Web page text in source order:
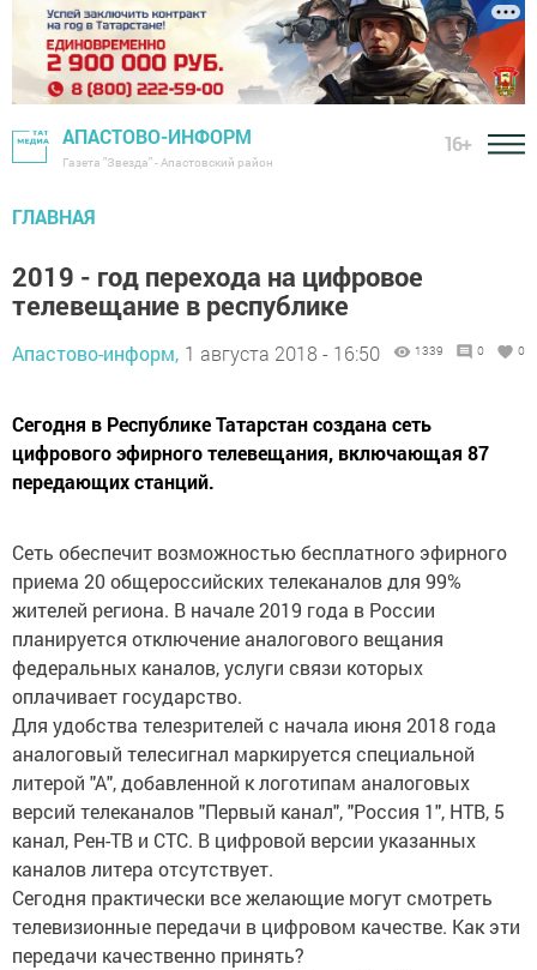
АПАСТОВО-ИНФОРМ
Газета "Звезда" - Апастовский район
16+
ГЛАВНАЯ
2019 - год перехода на цифровое
телевещание в республике
Апастово-информ, 1 августа 2018 - 16:50 1339 0 0
Сегодня в Республике Татарстан создана сеть
цифрового эфирного телевещания, включающая 87
передающих станций.
Сеть обеспечит возможностью бесплатного эфирного
приема 20 общероссийских телеканалов для 99%
жителей региона. В начале 2019 года в России
планируется отключение аналогового вещания
федеральных каналов, услуги связи которых
оплачивает государство.
Для удобства телезрителей с начала июня 2018 года
аналоговый телесигнал маркируется специальной
литерой "А", добавленной к логотипам аналоговых
версий телеканалов "Первый канал", "Россия 1", НТВ, 5
канал, Рен-ТВ и СТС. В цифровой версии указанных
каналов литера отсутствует.
Сегодня практически все желающие могут смотреть
телевизионные передачи в цифровом качестве. Как эти
передачи качественно принять?